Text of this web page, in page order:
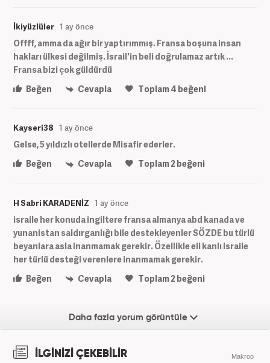
İkiyüzlüler 1 ay önce
Offff, amma da ağır bir yaptırımmış. Fransa boşuna insan
hakları ülkesi değilmiş. İsrail'in beli doğrulamaz artık ...
Fransa bizi çok güldürdü
Beğen
Cevapla Toplam4 beğeni
Kayseri38 1 ay önce
Gelse, 5 yıldızlı otellerde Misafir ederler.
Beğen
Cevapla Toplam2beğeni
H Sabri KARADENİZ 1 ay önce
israile her konuda ingiltere fransa almanya abd kanada ve
yunanistan saldırganlığı bile destekleyenler SÖZDE bu türlü
beyanlara asla inanmamak gerekir. Özellikle eli kanlı israile
her türlü desteği verenlere inanmamak gerekir.
Beğen
Cevapla Toplam2beğeni
Daha fazla yorum görüntüle
İLGİNİZİ ÇEKEBİLİR Makroo